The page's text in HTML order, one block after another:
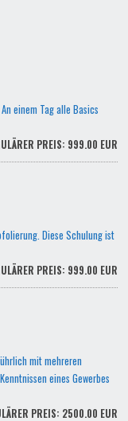
einem Tag alle Basics
PREIS: 999.00 EUR
Diese Schulung ist
PREIS: 999.00 EUR
mit mehreren
eines Gewerbes
PREIS: 2500.00 EUR